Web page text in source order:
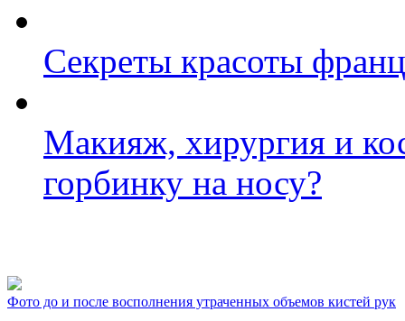
Секреты красоты
Макияж, хирургия и
горбинку на носу?
Фото до и после восполнения утраченных объемов кистей рук